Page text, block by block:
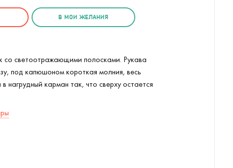
В МОИ ЖЕЛАНИЯ
со светоотражающими полосками. Рукава
под капюшоном короткая молния, весь
нагрудный карман так, что сверху остается